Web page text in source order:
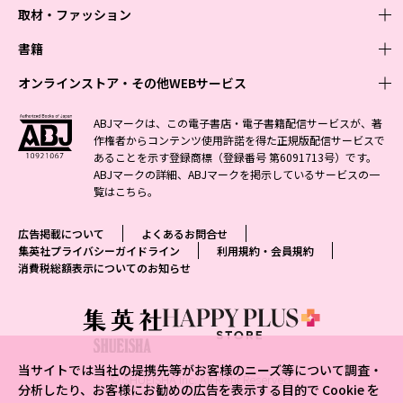
当サイトでは当社の提携先等がお客様のニーズ等について調査・
分析したり、お客様にお勧めの広告を表示する目的で Cookie を
少年マンガ
Vジャンプ
最強ジャンプ
少年ジャンプ+
ジャンプTOON
ジャンプルーキー！
S-MANGA
集英社コミック文庫
青年マンガ
ZEBRACK
S-MANGA
集英社ジャンプリミックス
週刊ヤングジャンプ
ヤングジャンプ定期購読デジタル
となりのヤングジャンプ
グランドジャンプ
ウルトラジャンプ
少女マンガ
ZEBRACK
S-MANGA
集英社コミック文庫
マーガレット
別冊マーガレット
リマコミ
マンガMeets
女性マンガ
ジャンプTOON
集英社コミック文庫
マンガMee公式サイト
リマコミ
office YOU
取材・ファッション
ファッション・美容
BAILA
MAQUIA
eclat
T JAPAN
MEN'S NON-NO
集英社オンライン
芸能・情報・スポーツ
週プレNEWS
週プレ グラジャパ!
書籍
文芸・文庫・総合
小説すばる
集英社 文芸ステーション
web 集英社文庫
アジア人物史
学芸・ノンフィクション・新書
1日5分で、明日は変わる よみタイ yomitai
集英社学芸部 - 学芸・ノンフィクション
集英社ビジネス書
集英社新書プラス - 知の水先案内人
kotoba
情報・知識＆オピニオン imidas
ライトノベル・ノベライズ
集英社オレンジ文庫
JUMP j-BOOKS
ダッシュエックス文庫公式サイト
集英社Webマガジン コバルト
集英社の児童図書 S-KIDS.LAND
オンラインストア・その他WEBサービス
オンラインストア
OTO
SHUEISHA MANGA-ART HERITAGE
ジャンプキャラクターズストア
HAPPY PLUS STORE
SHUEISHA VOX
LEEマルシェ
eclat premium
mirabella homme
その他WEBサービス
集英社アドナビ
集英社エディターズ・ラボ
ABJマークは、この電子書店・電子書籍配信サービスが、著
作権者からコンテンツ使用許諾を得た正規版配信サービスで
あることを示す登録商標（登録番号 第6091713号）です。
ABJマークの詳細、ABJマークを掲示しているサービスの一
覧はこちら。
広告掲載について
よくあるお問合せ
集英社プライバシーガイドライン
利用規約・会員規約
消費税総額表示についてのお知らせ
© SHUEISHA Inc. All Right Reserved.